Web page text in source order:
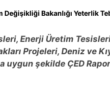
Bakanlığı Yeterlik
Enerji Üretim
Projeleri, Deniz ve
uygun şekilde ÇED